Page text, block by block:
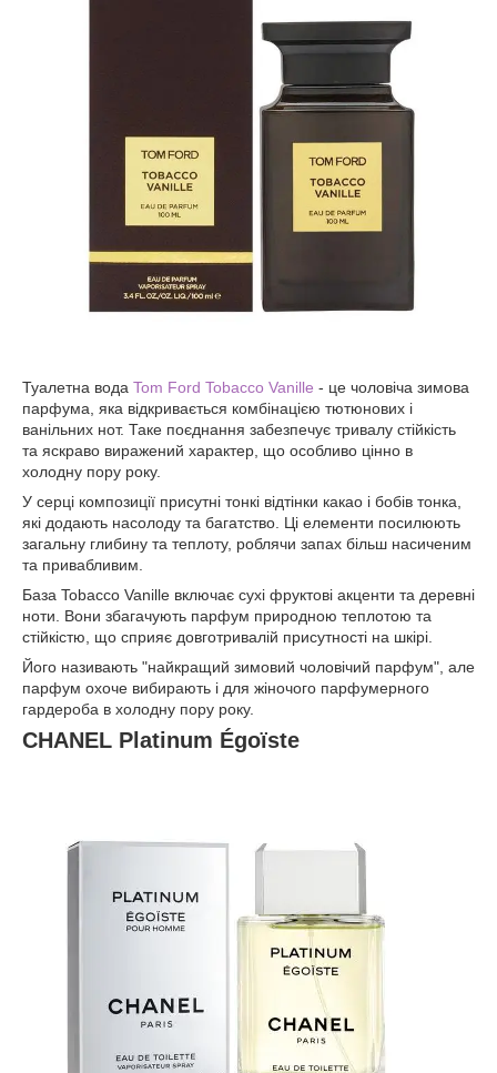
Туалетна вода Tom Ford Tobacco Vanille - це чоловіча зимова
парфума, яка відкривається комбінацією тютюнових і
ванільних нот. Таке поєднання забезпечує тривалу стійкість
та яскраво виражений характер, що особливо цінно в
холодну пору року.
У серці композиції присутні тонкі відтінки какао і бобів тонка,
які додають насолоду та багатство. Ці елементи посилюють
загальну глибину та теплоту, роблячи запах більш насиченим
та привабливим.
База Tobacco Vanille включає сухі фруктові акценти та деревні
ноти. Вони збагачують парфум природною теплотою та
стійкістю, що сприяє довготривалій присутності на шкірі.
Його називають "найкращий зимовий чоловічий парфум", але
парфум охоче вибирають і для жіночого парфумерного
гардероба в холодну пору року.
CHANEL Platinum Égoïste